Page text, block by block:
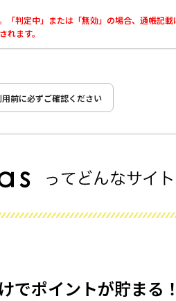
「判定中」または「無効」の場合、通帳記載
れます。
用前に必ずご確認ください
でポイントが貯まる